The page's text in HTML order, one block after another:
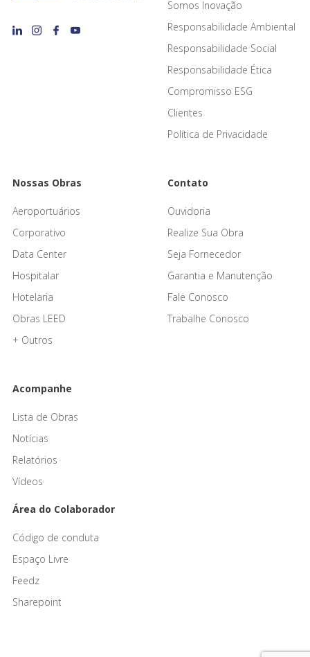
Somos Inovação
Responsabilidade Ambiental
Responsabilidade Social
Responsabilidade Ética
Compromisso ESG
Clientes
Política de Privacidade
Nossas Obras
Aeroportuários
Corporativo
Data Center
Hospitalar
Hotelaria
Obras LEED
+ Outros
Contato
Ouvidoria
Realize Sua Obra
Seja Fornecedor
Garantia e Manutenção
Fale Conosco
Trabalhe Conosco
Acompanhe
Lista de Obras
Notícias
Relatórios
Vídeos
Área do Colaborador
Código de conduta
Espaço Livre
Feedz
Sharepoint